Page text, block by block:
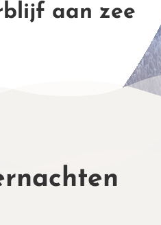
aan zee